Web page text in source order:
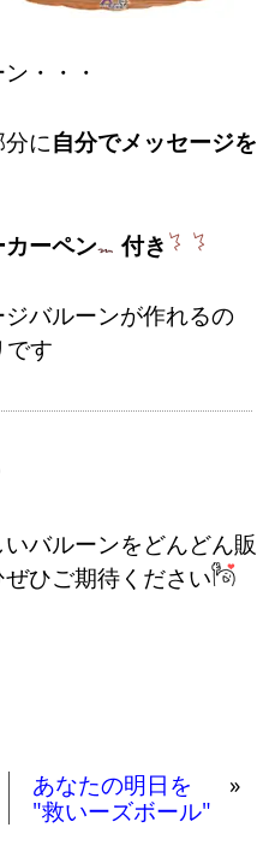
・・・
に自分でメッセージを
カーペン 付き
バルーンが作れるの
です
バルーンをどんどん販
ひご期待ください
あなたの明日を
"救いーズボール"
»